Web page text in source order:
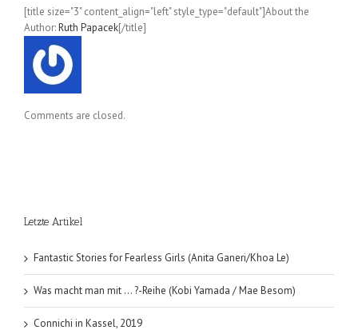
[title size="3" content_align="left" style_type="default"]About the
Author:Ruth Papacek[/title]
Comments are closed.
Letzte Artikel
Fantastic Stories for Fearless Girls (Anita Ganeri/Khoa Le)
Was macht man mit … ?-Reihe (Kobi Yamada / Mae Besom)
Connichi in Kassel, 2019